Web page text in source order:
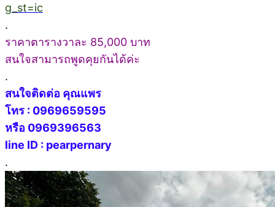
g_st=ic
.
ราคาตารางวาละ 85,000 บาท
สนใจสามารถพูดคุยกันได้ค่ะ
.
สนใจติดต่อ คุณแพร
โทร : 0969659595
หรือ 0969396563
line ID : pearpernary
.